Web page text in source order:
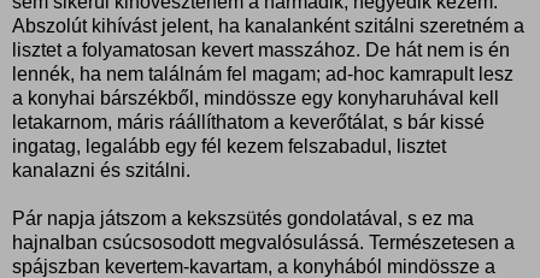
Abszolút kihívást jelent, ha kanalanként szitálni szeretném a
lisztet a folyamatosan kevert masszához. De hát nem is én
lennék, ha nem találnám fel magam; ad-hoc kamrapult lesz
a konyhai bárszékből, mindössze egy konyharuhával kell
letakarnom, máris ráállíthatom a keverőtálat, s bár kissé
ingatag, legalább egy fél kezem felszabadul, lisztet
kanalazni és szitálni.
Pár napja játszom a kekszsütés gondolatával, s ez ma
hajnalban csúcsosodott megvalósulássá. Természetesen a
spájszban kevertem-kavartam, a konyhából mindössze a